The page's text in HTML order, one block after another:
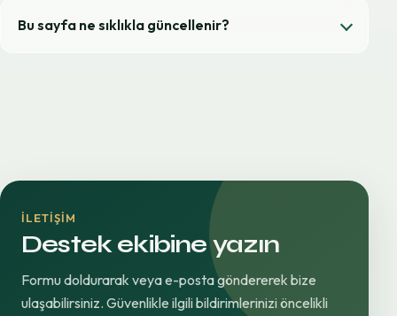
Bu sayfa ne sıklıkla güncellenir?
İLETIŞIM
Destek ekibine yazın
Formu doldurarak veya e-posta göndererek bize
ulaşabilirsiniz. Güvenlikle ilgili bildirimlerinizi öncelikli